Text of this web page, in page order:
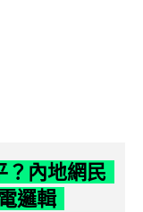
？內地網民
邏輯